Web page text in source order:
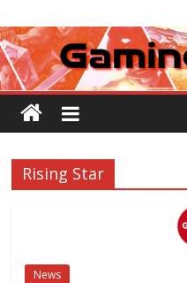
au
contenu
Tests
et
Actu
des
vidéo
Rising Star
News